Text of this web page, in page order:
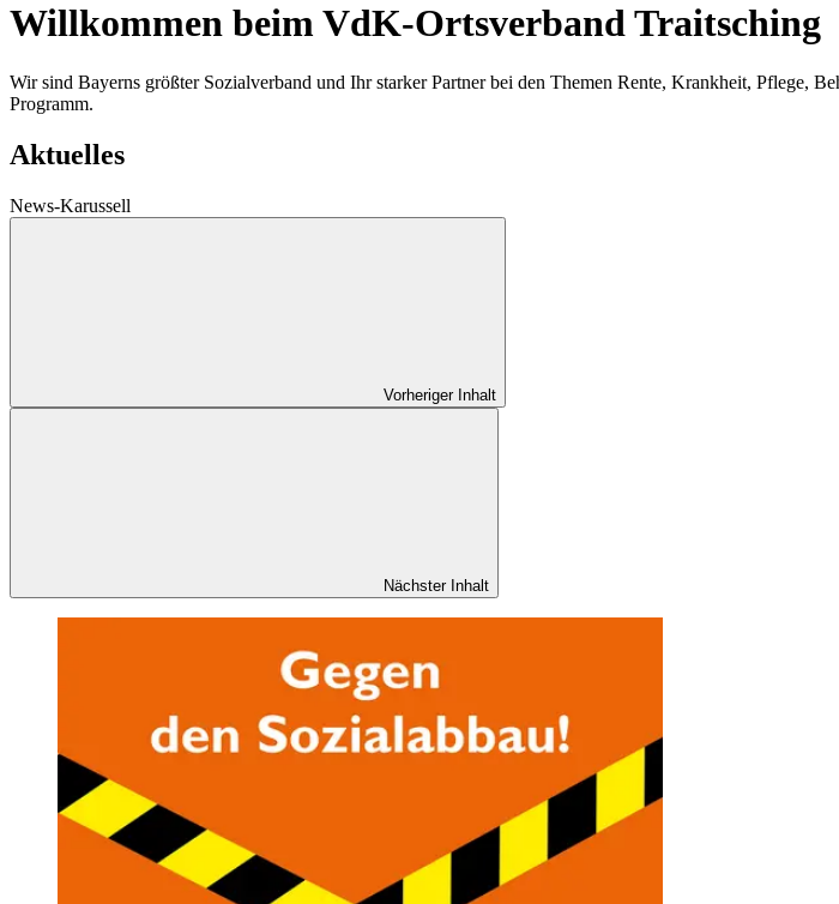
Willkommen beim VdK-Ortsverband Traitsching
Wir sind Bayerns größter Sozialverband und Ihr starker Partner bei den Themen Rente, Krankheit, Pflege,
Programm.
Aktuelles
News-Karussell
Vorheriger Inhalt
Nächster Inhalt